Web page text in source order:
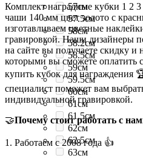
57см
57.5см
58см
58.2см
58.5см
59см
59.5см
60см
61см
61.5см
62см
62.5см
63см
Комплект наградные кубки 1 2
чаши 140 мм цвет золото с
изготавливаем цветные
гравировкой. Наши дизайнеры
на сайте вы получаете скидку
которыми вы сможете оплатить
купить кубок для награждения
специалист поможет вам
индивидуальной гравировкой.
🤝Почему стоит работать с
1. Работаем с 2008 года 👍